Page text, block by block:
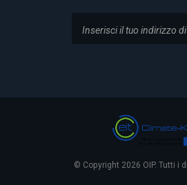
© Copyright 2026 OIP. Tutti i